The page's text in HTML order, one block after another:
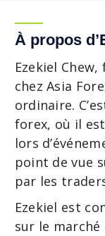
À propos
Ezekiel
chez Asia
ordinaire.
forex, où il
lors
point de vue
par les
Ezekiel est
sur le marché